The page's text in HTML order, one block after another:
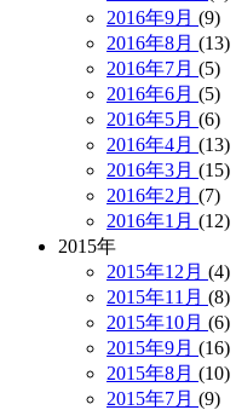
2016年9月 (9)
2016年8月 (13)
2016年7月 (5)
2016年6月 (5)
2016年5月 (6)
2016年4月 (13)
2016年3月 (15)
2016年2月 (7)
2016年1月 (12)
2015年
2015年12月 (4)
2015年11月 (8)
2015年10月 (6)
2015年9月 (16)
2015年8月 (10)
2015年7月 (9)